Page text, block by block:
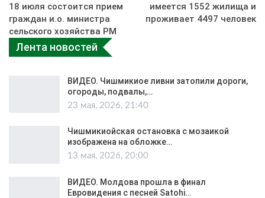
18 июля состоится прием
граждан и.о. министра
сельского хозяйства РМ
имеется 1552 жилища и
проживает 4497 человек
Лента новостей
ВИДЕО. Чишмикиое ливни затопили дороги,
огороды, подвалы,…
23 мая, 2026, 21:40
Чишмикиойская остановка с мозаикой
изображена на обложке…
13 мая, 2026, 20:00
ВИДЕО. Молдова прошла в финал
Евровидения с песней Satohi…